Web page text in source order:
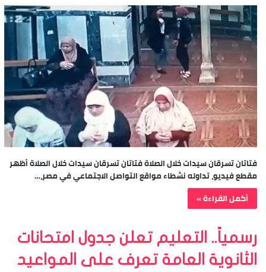
فتاتان تسرقان سيدات خلال الصلاة فتاتان تسرقان سيدات خلال الصلاة أظهر
مقطع فيديو، تداوله نشطاء مواقع التواصل الاجتماعي في مصر،…
أكمل القراءة »
رسمياً.. التعليم تعلن جدول امتحانات
الثانوية العامة تعرف على المواعيد